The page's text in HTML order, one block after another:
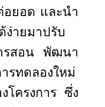
ยอด และนำ
ง่ายมาปรับ
ารสอน พัฒนา
รทดลองใหม่
โครงการ ซึ่ง